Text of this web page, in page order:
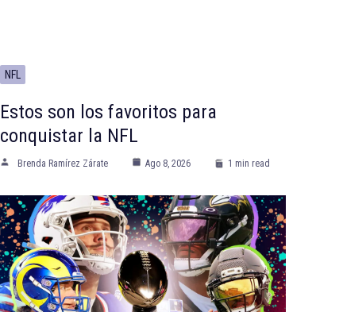
NFL
Estos son los favoritos para
conquistar la NFL
Brenda Ramírez Zárate Ago 8, 2026 1 min read